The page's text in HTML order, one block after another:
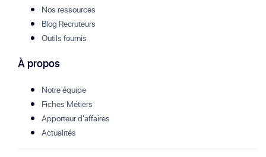
Nos ressources
Blog Recruteurs
Outils fournis
À propos
Notre équipe
Fiches Métiers
Apporteur d'affaires
Actualités